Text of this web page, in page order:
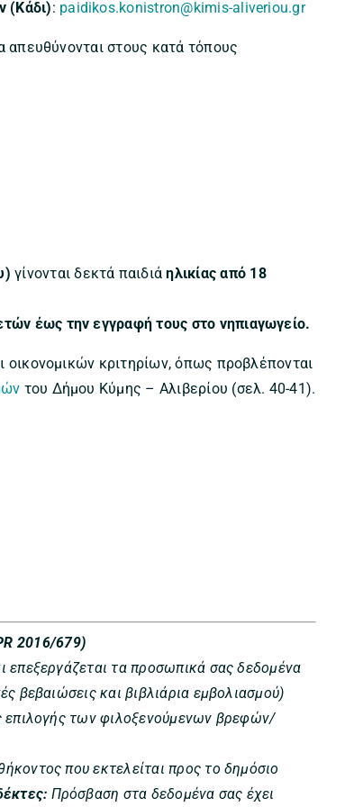
(Κάδι): paidikos.konistron@kimis-aliveriou.gr
απευθύνονται στους κατά τόπους
γίνονται δεκτά παιδιάηλικίας από 18
έως την εγγραφή τους στο νηπιαγωγείο.
οικονομικών κριτηρίων, όπως προβλέπονται
του Δήμου Κύμης – Αλιβερίου (σελ. 40-41).
2016/679)
επεξεργάζεται τα προσωπικά σας δεδομένα
βεβαιώσεις και βιβλιάρια εμβολιασμού)
επιλογής των φιλοξενούμενων βρεφών/
που εκτελείται προς το δημόσιο
Πρόσβαση στα δεδομένα σας έχει